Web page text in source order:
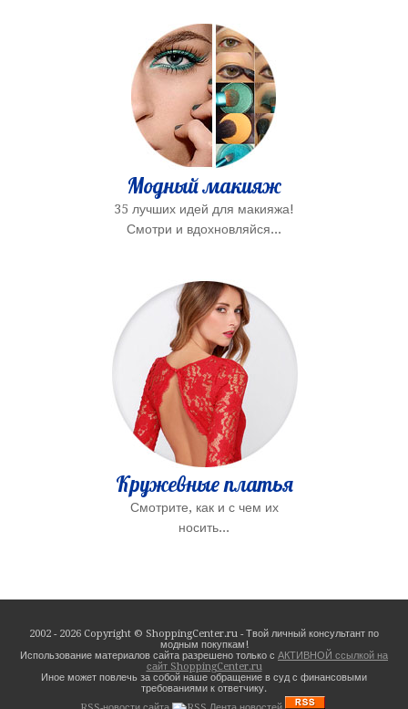
Модный макияж
35 лучших идей для макияжа!
Смотри и вдохновляйся...
Кружевные платья
Смотрите, как и с чем их
носить...
2002 - 2026 Copyright © ShoppingCenter.ru - Твой личный консультант по
модным покупкам!
Использование материалов сайта разрешено только с АКТИВНОЙ ссылкой на
сайт ShoppingCenter.ru
Иное может повлечь за собой наше обращение в суд с финансовыми
требованиями к ответчику.